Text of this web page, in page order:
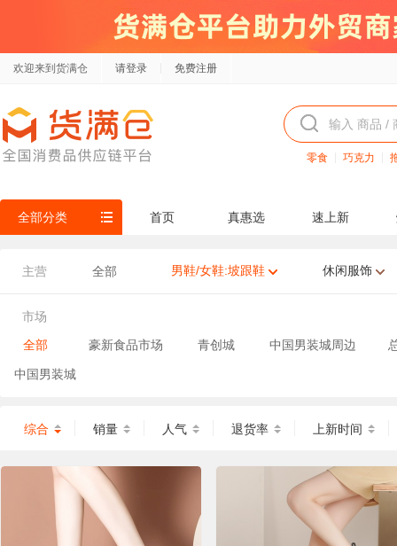
欢迎来到货满仓 请登录 免费注册
零食 巧克力
全部分类 首页 真惠选 速上新
主营 全部 男鞋/女鞋:坡跟鞋 休闲服饰
市场
全部
豪新食品市场 青创城 中国男装城周边
中国男装城
综合 销量 人气 退货率 上新时间